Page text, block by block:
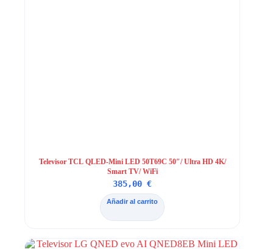
Televisor TCL QLED-Mini LED 50T69C 50″/ Ultra HD 4K/
Smart TV/ WiFi
385,00€
Añadir al carrito